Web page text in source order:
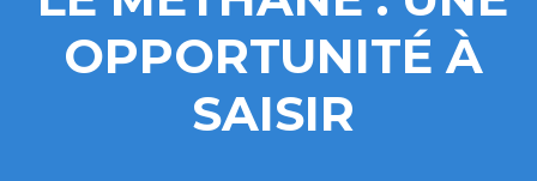
OPPORTUNITÉ À
SAISIR